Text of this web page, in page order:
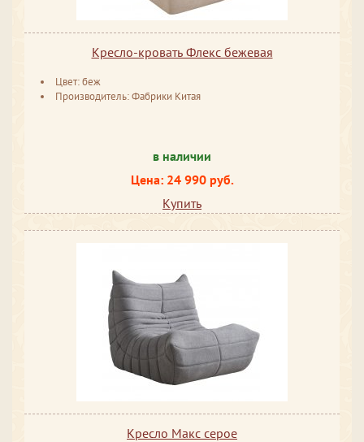
Кресло-кровать Флекс бежевая
Цвет: беж
Производитель: Фабрики Китая
в наличии
Цена: 24 990 руб.
Купить
Кресло Макс серое